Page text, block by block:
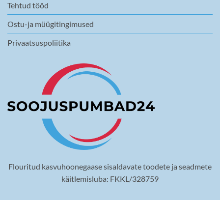
Tehtud tööd
Ostu-ja müügitingimused
Privaatsuspoliitika
Flouritud kasvuhoonegaase sisaldavate toodete ja seadmete
käitlemisluba: FKKL/328759